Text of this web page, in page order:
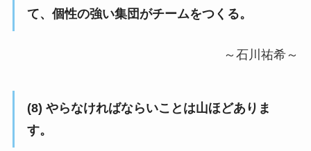
て、個性の強い集団がチームをつくる。
～石川祐希～
(8) やらなければならいことは山ほどありま
す。